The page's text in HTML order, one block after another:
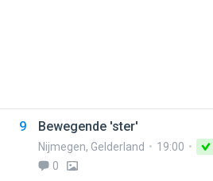
9 Bewegende 'ster'
Nijmegen, Gelderland 19:00
0